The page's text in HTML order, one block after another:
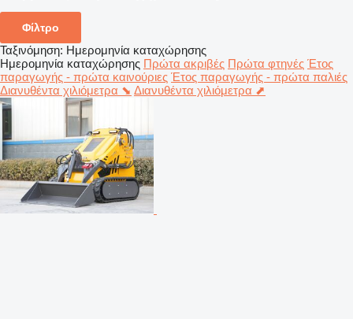
Φίλτρο
Ταξινόμηση: Ημερομηνία καταχώρησης
Ημερομηνία καταχώρησης Πρώτα ακριβές Πρώτα φτηνές Έτος
παραγωγής - πρώτα καινούριες Έτος παραγωγής - πρώτα παλιές
Διανυθέντα χιλιόμετρα ⬊ Διανυθέντα χιλιόμετρα ⬈